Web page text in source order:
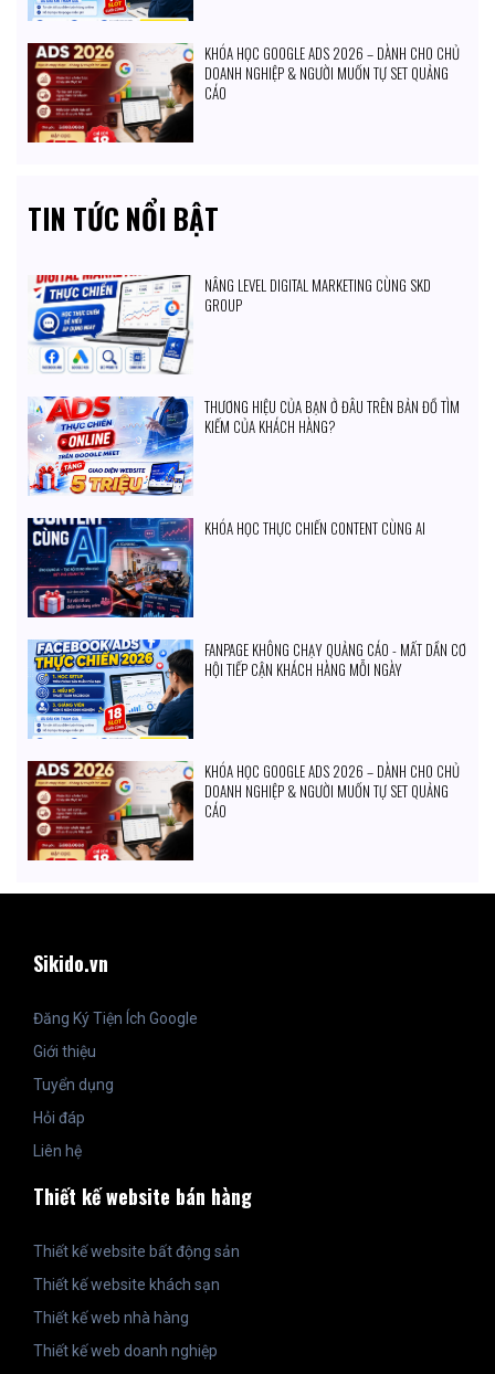
KHÓA HỌC GOOGLE ADS 2026 – DÀNH CHO CHỦ
DOANH NGHIỆP & NGƯỜI MUỐN TỰ SET QUẢNG
CÁO
TIN TỨC NỔI BẬT
NÂNG LEVEL DIGITAL MARKETING CÙNG SKD
GROUP
THƯƠNG HIỆU CỦA BẠN Ở ĐÂU TRÊN BẢN ĐỒ TÌM
KIẾM CỦA KHÁCH HÀNG?
KHÓA HỌC THỰC CHIẾN CONTENT CÙNG AI
FANPAGE KHÔNG CHẠY QUẢNG CÁO - MẤT DẦN CƠ
HỘI TIẾP CẬN KHÁCH HÀNG MỖI NGÀY
KHÓA HỌC GOOGLE ADS 2026 – DÀNH CHO CHỦ
DOANH NGHIỆP & NGƯỜI MUỐN TỰ SET QUẢNG
CÁO
Sikido.vn
Đăng Ký Tiện Ích Google
Giới thiệu
Tuyển dụng
Hỏi đáp
Liên hệ
Thiết kế website bán hàng
Thiết kế website bất động sản
Thiết kế website khách sạn
Thiết kế web nhà hàng
Thiết kế web doanh nghiệp